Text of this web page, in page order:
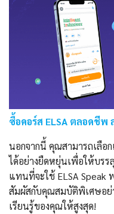
ซื้อคอร์ส ELSA ตลอดชีพ
นอกจากนี้ คุณสามารถเลือ
ได้อย่างยืดหยุ่นเพื่อให้บรร
แทนที่จะใช้ ELSA Speak
สัมผัสกับคุณสมบัติพิเศษอย่
เรียนรู้ของคุณให้สูงสุด!